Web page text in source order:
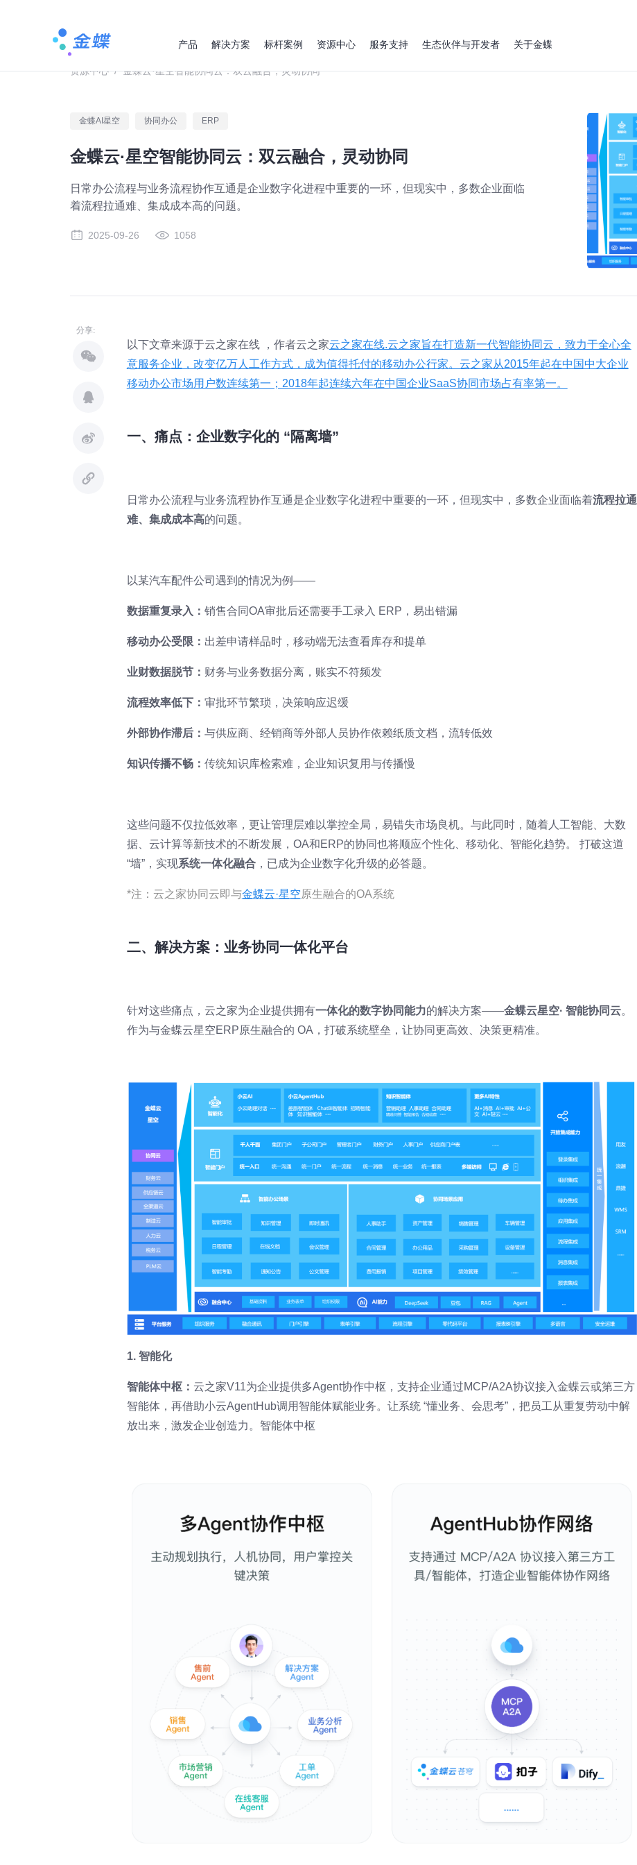
产品 解决方案 标杆案例 资源中心 服务支持 生态伙伴与开发者 关于金蝶
资源中心 / 金蝶云·星空智能协同云：双云融合，灵动协同
金蝶AI星空 协同办公 ERP
金蝶云·星空智能协同云：双云融合，灵动协同
日常办公流程与业务流程协作互通是企业数字化进程中重要的一环，但现实中，多数企业面临
着流程拉通难、集成成本高的问题。
2025-09-26 1058
分享:
以下文章来源于云之家在线 ，作者云之家云之家在线.云之家旨在打造新一代智能协同云，致力于全心全
意服务企业，改变亿万人工作方式，成为值得托付的移动办公行家。云之家从2015年起在中国中大企业
移动办公市场用户数连续第一；2018年起连续六年在中国企业SaaS协同市场占有率第一。
一、痛点：企业数字化的 “隔离墙”
日常办公流程与业务流程协作互通是企业数字化进程中重要的一环，但现实中，多数企业面临着流程拉通
难、集成成本高的问题。
以某汽车配件公司遇到的情况为例——
数据重复录入： 销售合同OA审批后还需要手工录入 ERP，易出错漏
移动办公受限： 出差申请样品时，移动端无法查看库存和提单
业财数据脱节： 财务与业务数据分离，账实不符频发
流程效率低下： 审批环节繁琐，决策响应迟缓
外部协作滞后： 与供应商、经销商等外部人员协作依赖纸质文档，流转低效
知识传播不畅： 传统知识库检索难，企业知识复用与传播慢
这些问题不仅拉低效率，更让管理层难以掌控全局，易错失市场良机。与此同时，随着人工智能、大数
据、云计算等新技术的不断发展，OA和ERP的协同也将顺应个性化、移动化、智能化趋势。 打破这道
“墙”，实现系统一体化融合，已成为企业数字化升级的必答题。
*注：云之家协同云即与金蝶云·星空原生融合的OA系统
二、解决方案：业务协同一体化平台
针对这些痛点，云之家为企业提供拥有一体化的数字协同能力的解决方案——金蝶云星空· 智能协同云。
作为与金蝶云星空ERP原生融合的 OA，打破系统壁垒，让协同更高效、决策更精准。
1. 智能化
智能体中枢： 云之家V11为企业提供多Agent协作中枢，支持企业通过MCP/A2A协议接入金蝶云或第三方
智能体，再借助小云AgentHub调用智能体赋能业务。让系统 “懂业务、会思考”，把员工从重复劳动中解
放出来，激发企业创造力。智能体中枢